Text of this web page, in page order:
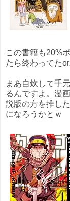
この書籍も20%
たら終わってた
まあ自炊して手
るんですよ。漫
説版の方を推し
になろうかとｗ